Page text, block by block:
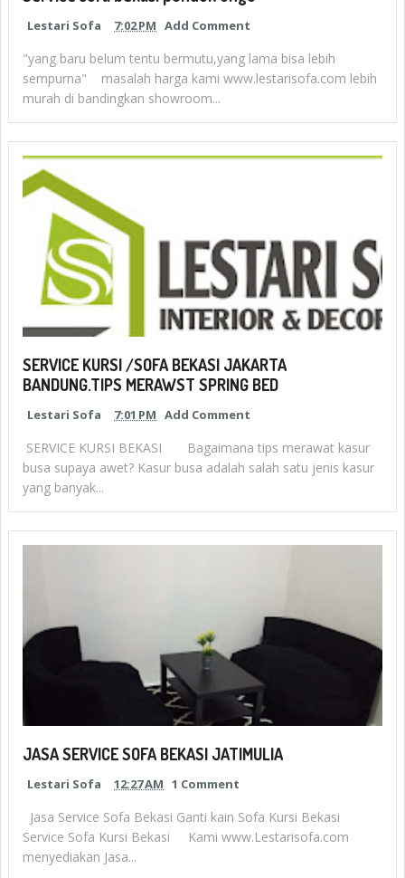
Lestari Sofa 7:02 PM Add Comment
"yang baru belum tentu bermutu,yang lama bisa lebih
sempurna" masalah harga kami www.lestarisofa.com lebih
murah di bandingkan showroom...
SERVICE KURSI /SOFA BEKASI JAKARTA
BANDUNG.TIPS MERAWST SPRING BED
Lestari Sofa 7:01 PM Add Comment
SERVICE KURSI BEKASI Bagaimana tips merawat kasur
busa supaya awet? Kasur busa adalah salah satu jenis kasur
yang banyak...
JASA SERVICE SOFA BEKASI JATIMULIA
Lestari Sofa 12:27 AM 1 Comment
Jasa Service Sofa Bekasi Ganti kain Sofa Kursi Bekasi
Service Sofa Kursi Bekasi Kami www.Lestarisofa.com
menyediakan Jasa...